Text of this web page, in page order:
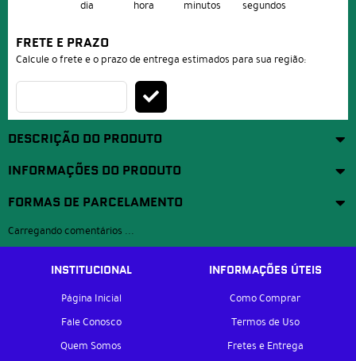
dia hora minutos segundos
FRETE E PRAZO
Calcule o frete e o prazo de entrega estimados para sua região:
DESCRIÇÃO DO PRODUTO
INFORMAÇÕES DO PRODUTO
FORMAS DE PARCELAMENTO
Carregando comentários ...
INSTITUCIONAL
Página Inicial
Fale Conosco
Quem Somos
INFORMAÇÕES ÚTEIS
Como Comprar
Termos de Uso
Fretes e Entrega